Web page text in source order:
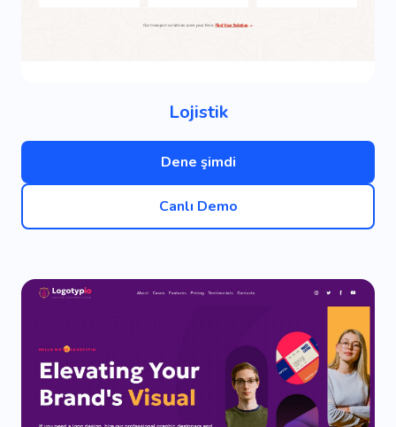
Lojistik
Dene şimdi
Canlı Demo